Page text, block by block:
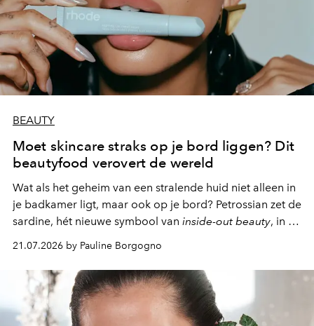
BEAUTY
Moet skincare straks op je bord liggen? Dit
beautyfood verovert de wereld
Wat als het geheim van een stralende huid niet alleen in
je badkamer ligt, maar ook op je bord? Petrossian zet de
sardine, hét nieuwe symbool van inside-out beauty, in de
kijker met twee gastronomische creaties.
21.07.2026 by Pauline Borgogno